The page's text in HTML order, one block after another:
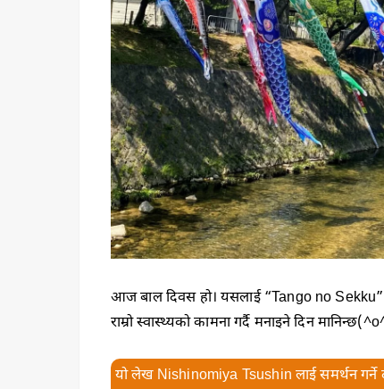
आज बाल दिवस हो। यसलाई “Tango no Sekku”
राम्रो स्वास्थ्यको कामना गर्दै मनाइने दिन
यो लेख Nishinomiya Tsushin लाई समर्थन गर्ने